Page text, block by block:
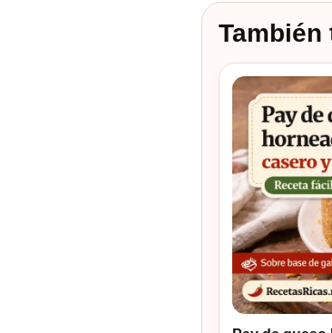
También